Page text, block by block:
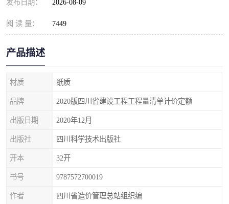
发布日期： 2026-08-09
阅 读 量： 7449
产品描述
材质 纸质
品牌 2020版四川省建设工程工程量清单计价定额
出版日期 2020年12月
出版社 四川科学技术出版社
开本 32开
书号 9787572700019
作者 四川省造价管理总站组织编
冶金工业建设工程预算定
额
电子工程概预算定额 有色工程预算定额
内河航运工程概预算定额
疏浚工程预算定额
福建建设工程预算定额
辽宁省工程计价定额